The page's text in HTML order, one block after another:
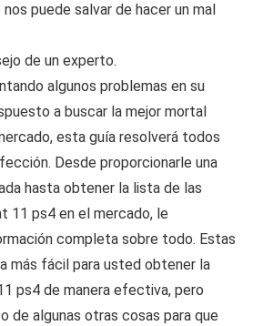
puede salvar de hacer un mal
de un experto.
algunos problemas en su
a buscar la mejor mortal
esta guía resolverá todos
Desde proporcionarle una
hasta obtener la lista de las
11 ps4 en el mercado, le
completa sobre todo. Estas
más fácil para usted obtener la
ps4 de manera efectiva, pero
de algunas otras cosas para que